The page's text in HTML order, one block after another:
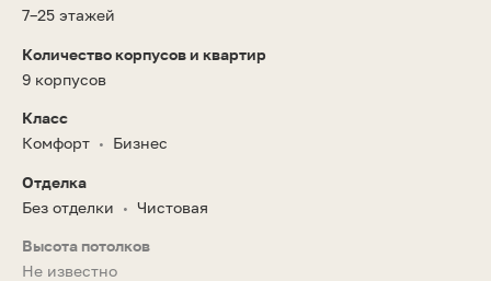
7–25 этажей
Количество корпусов и квартир
9 корпусов
Класс
Комфорт • Бизнес
Отделка
Без отделки
• Чистовая
Высота потолков
Не известно